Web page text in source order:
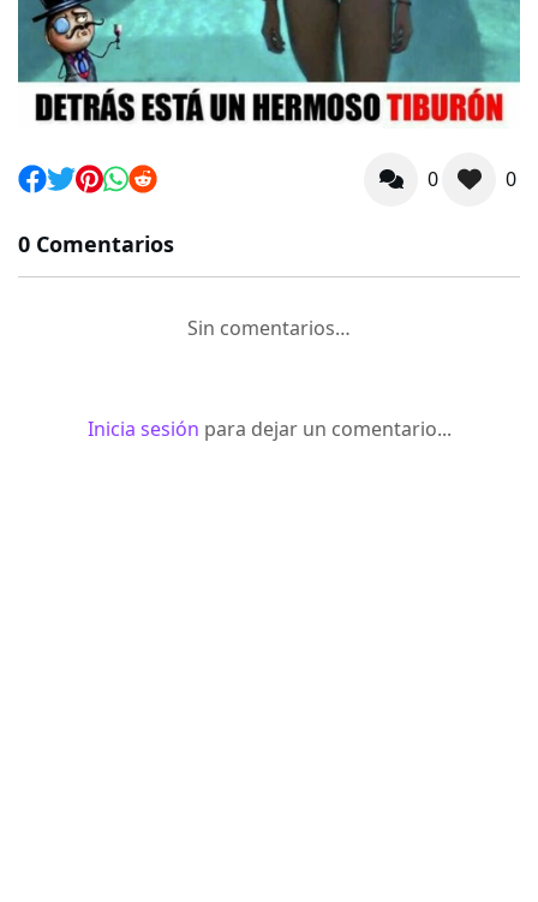
0 0
0 Comentarios
Sin comentarios…
Inicia sesión para dejar un comentario...